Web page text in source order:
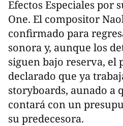
Efectos Especiales por
One. El compositor
confirmado para
sonora y, aunque los
siguen bajo reserva, el
declarado que ya
storyboards, aunado a
contará con un
su predecesora.